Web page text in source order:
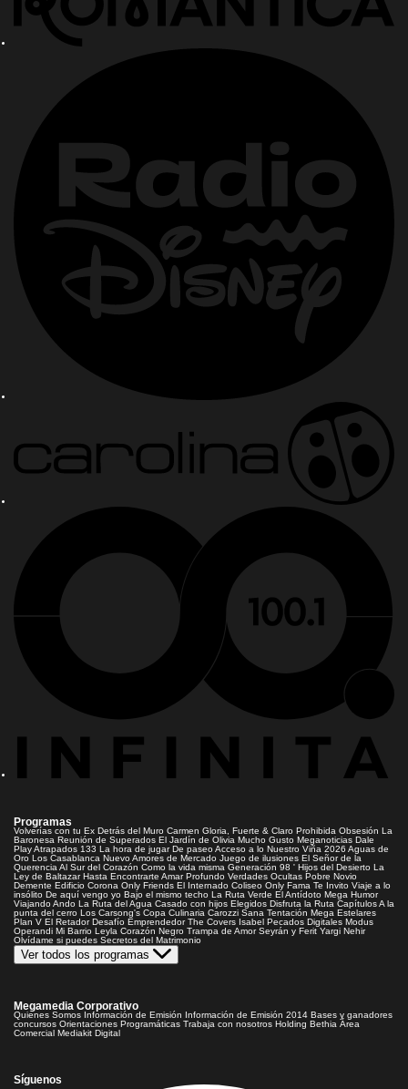
Programas
Volverías con tu Ex Detrás del Muro Carmen Gloria, Fuerte & Claro Prohibida Obsesión La
Baronesa Reunión de Superados El Jardín de Olivia Mucho Gusto Meganoticias Dale
PlayAtrapados 133 La hora de jugar De paseoAcceso a lo Nuestro Viña 2026 Aguas de
Oro Los Casablanca Nuevo Amores de Mercado Juego de ilusiones El Señor de la
Querencia Al Sur del Corazón Como la vida misma Generación 98 ' Hijos del Desierto La
Ley de Baltazar Hasta Encontrarte Amar Profundo Verdades Ocultas Pobre Novio
Demente Edificio Corona Only Friends El Internado Coliseo Only Fama Te Invito Viaje a lo
insólito De aquí vengo yo Bajo el mismo techo La Ruta Verde El Antídoto Mega Humor
Viajando Ando La Ruta del Agua Casado con hijos Elegidos Disfruta la Ruta CapítulosA la
punta del cerro Los Carsong's Copa Culinaria Carozzi Sana Tentación Mega Estelares
Plan V El Retador Desafío Emprendedor The Covers Isabel Pecados Digitales Modus
Operandi Mi Barrio Leyla Corazón Negro Trampa de Amor Seyrán y Ferit Yargi Nehir
Olvídame si puedes Secretos del Matrimonio
Ver todos los programas
Megamedia Corporativo
Quienes Somos Información de Emisión Información de Emisión 2014 Bases y ganadores
concursos Orientaciones Programáticas Trabaja con nosotros Holding Bethia Área
Comercial Mediakit Digital
Síguenos